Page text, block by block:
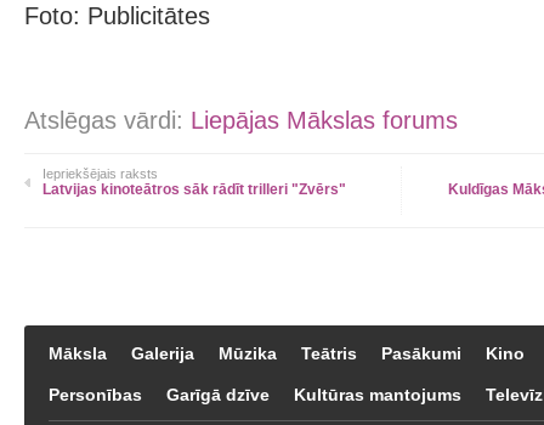
Foto: Publicitātes
Atslēgas vārdi: Liepājas Mākslas forums
Iepriekšējais raksts
Latvijas kinoteātros sāk rādīt trilleri "Zvērs" Kuldīgas
Māksla Galerija Mūzika Teātris Pasākumi Kino
Personības Garīgā dzīve Kultūras mantojums